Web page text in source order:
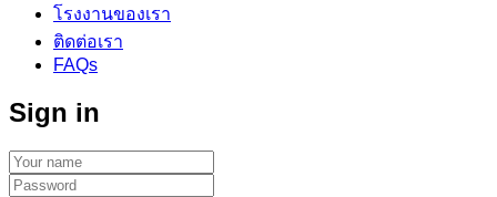
โรงงานของเรา
ติดต่อเรา
FAQs
Sign in